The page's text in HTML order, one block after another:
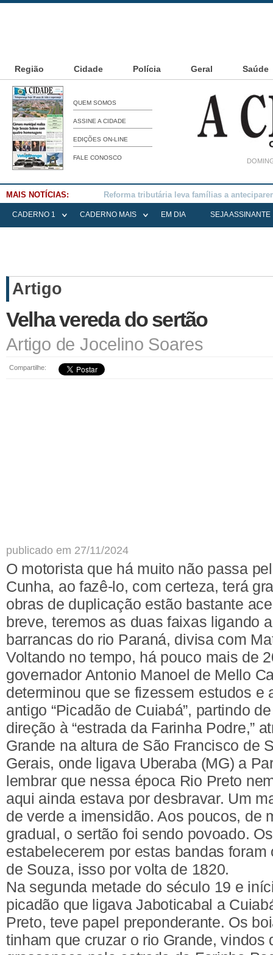
Região Cidade Polícia Geral Saúde
QUEM SOMOS
ASSINE A CIDADE
EDIÇÕES ON-LINE
FALE CONOSCO
MAIS NOTÍCIAS: Falece Elena Menoia Cesarin
CADERNO 1 CADERNO MAIS EM DIA SEJA ASSINANTE
Artigo
Velha vereda do sertão
Artigo de Jocelino Soares
Compartilhe:
publicado em 27/11/2024
O motorista que há muito não passa
Cunha, ao fazê-lo, com certeza, terá
obras de duplicação estão bastante
breve, teremos as duas faixas ligando
barrancas do rio Paraná, divisa com
Voltando no tempo, há pouco mais de
governador Antonio Manoel de Mello
determinou que se fizessem estudos e
antigo “Picadão de Cuiabá”, partindo
direção à “estrada da Farinha Podre,”
Grande na altura de São Francisco de
Gerais, onde ligava Uberaba (MG) a
lembrar que nessa época Rio Preto
aqui ainda estava por desbravar. Um
de verde a imensidão. Aos poucos, de
gradual, o sertão foi sendo povoado.
estabelecerem por estas bandas
de Souza, isso por volta de 1820.
Na segunda metade do século 19 e
picadão que ligava Jaboticabal a
Preto, teve papel preponderante. Os
tinham que cruzar o rio Grande, vindos